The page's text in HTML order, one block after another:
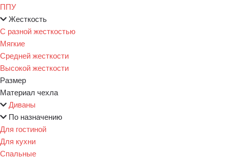
ППУ
Жесткость
С разной жесткостью
Мягкие
Средней жесткости
Высокой жесткости
Размер
Материал чехла
Диваны
По назначению
Для гостиной
Для кухни
Спальные